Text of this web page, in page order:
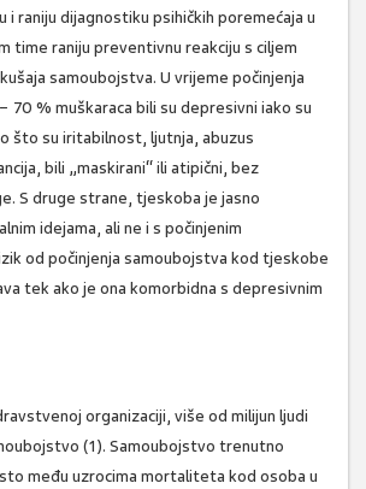
i raniju dijagnostiku psihičkih poremećaja u
time raniju preventivnu reakciju s ciljem
samoubojstva. U vrijeme počinjenja
70 % muškaraca bili su depresivni iako su
što su iritabilnost, ljutnja, abuzus
bili „maskirani“ ili atipični, bez
S druge strane, tjeskoba je jasno
idejama, ali ne i s počinjenim
od počinjenja samoubojstva kod tjeskobe
tek ako je ona komorbidna s depresivnim
organizaciji, više od milijun ljudi
(1). Samoubojstvo trenutno
među uzrocima mortaliteta kod osoba u